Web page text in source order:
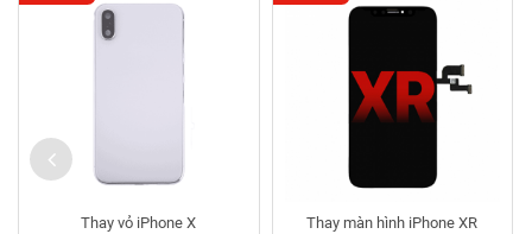
Thay vỏ iPhone X Thay màn hình iPhone XR